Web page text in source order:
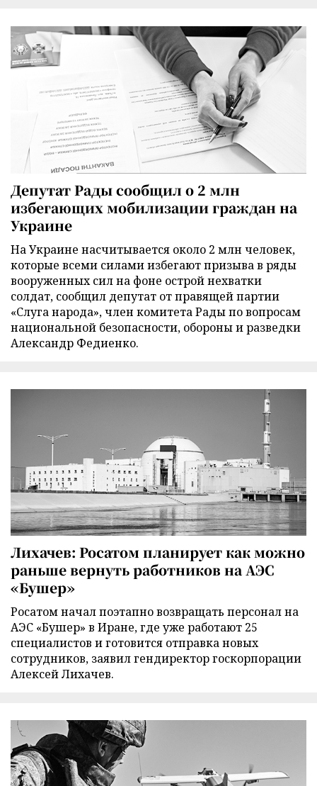
Депутат Рады сообщил о 2 млн
избегающих мобилизации граждан на
Украине
На Украине насчитывается около 2 млн человек,
которые всеми силами избегают призыва в ряды
вооруженных сил на фоне острой нехватки
солдат, сообщил депутат от правящей партии
«Слуга народа», член комитета Рады по вопросам
национальной безопасности, обороны и разведки
Александр Федиенко.
Лихачев: Росатом планирует как можно
раньше вернуть работников на АЭС
«Бушер»
Росатом начал поэтапно возвращать персонал на
АЭС «Бушер» в Иране, где уже работают 25
специалистов и готовится отправка новых
сотрудников, заявил гендиректор госкорпорации
Алексей Лихачев.